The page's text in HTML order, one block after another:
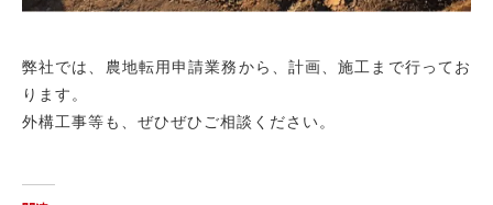
弊社では、農地転用申請業務から、計画、施工まで行ってお
ります。
外構工事等も、ぜひぜひご相談ください。